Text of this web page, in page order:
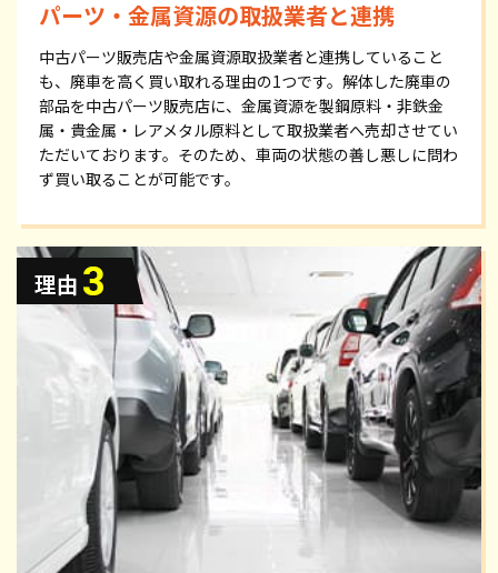
パーツ・金属資源の取扱業者と連携
中古パーツ販売店や金属資源取扱業者と連携していること
も、廃車を高く買い取れる理由の1つです。解体した廃車の
部品を中古パーツ販売店に、金属資源を製鋼原料・非鉄金
属・貴金属・レアメタル原料として取扱業者へ売却させてい
ただいております。そのため、車両の状態の善し悪しに問わ
ず買い取ることが可能です。